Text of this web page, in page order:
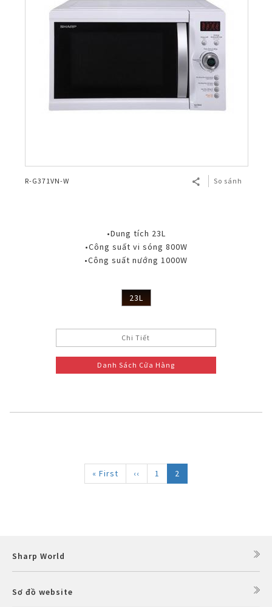
R-G371VN-W So sánh
•Dung tích 23L
•Công suất vi sóng 800W
•Công suất nướng 1000W
23L
Chi Tiết
Danh Sách Cửa Hàng
First
page
« First
Trang
trước
‹‹ Trang
1
Trang
hiện
2
Sharp World
Sơ đồ website